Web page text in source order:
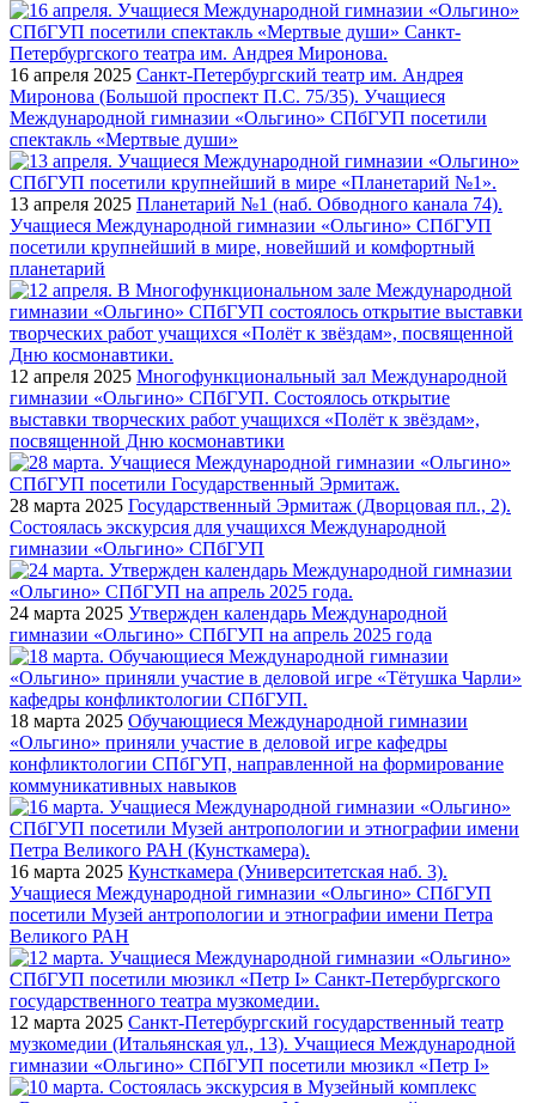
16 апреля 2025 Санкт-Петербургский театр им. Андрея
Миронова (Большой проспект П.С. 75/35). Учащиеся
Международной гимназии «Ольгино» СПбГУП посетили
спектакль «Мертвые души»
13 апреля 2025 Планетарий №1 (наб. Обводного канала 74).
Учащиеся Международной гимназии «Ольгино» СПбГУП
посетили крупнейший в мире, новейший и комфортный
планетарий
12 апреля 2025 Многофункциональный зал Международной
гимназии «Ольгино» СПбГУП. Состоялось открытие
выставки творческих работ учащихся «Полёт к звёздам»,
посвященной Дню космонавтики
28 марта 2025 Государственный Эрмитаж (Дворцовая пл., 2).
Состоялась экскурсия для учащихся Международной
гимназии «Ольгино» СПбГУП
24 марта 2025 Утвержден календарь Международной
гимназии «Ольгино» СПбГУП на апрель 2025 года
18 марта 2025 Обучающиеся Международной гимназии
«Ольгино» приняли участие в деловой игре кафедры
конфликтологии СПбГУП, направленной на формирование
коммуникативных навыков
16 марта 2025 Кунсткамера (Университетская наб. 3).
Учащиеся Международной гимназии «Ольгино» СПбГУП
посетили Музей антропологии и этнографии имени Петра
Великого РАН
12 марта 2025 Санкт-Петербургский государственный театр
музкомедии (Итальянская ул., 13). Учащиеся Международной
гимназии «Ольгино» СПбГУП посетили мюзикл «Петр I»